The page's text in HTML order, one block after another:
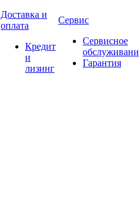
Доставка и
оплата
Кредит
и
лизинг
Сервис
Сервисное
Гарантия